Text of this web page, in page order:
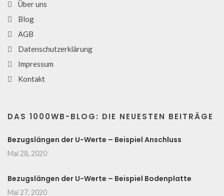
Über uns
Blog
AGB
Datenschutzerklärung
Impressum
Kontakt
DAS 1000WB-BLOG: DIE NEUESTEN BEITRÄGE
Bezugslängen der U-Werte – Beispiel Anschluss
Mai 28, 2020
Bezugslängen der U-Werte – Beispiel Bodenplatte
Mai 27, 2020